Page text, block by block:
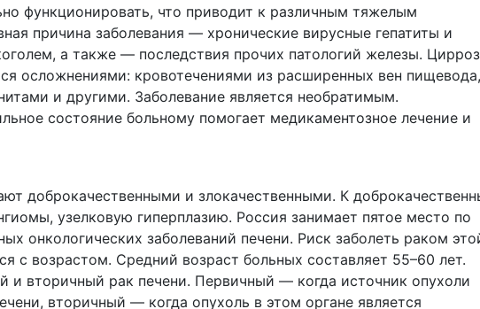
функционировать, что приводит к различным тяжелым
причина заболевания — хронические вирусные гепатиты и
а также — последствия прочих патологий железы. Цирроз
осложнениями: кровотечениями из расширенных вен пищевода,
и другими. Заболевание является необратимым.
состояние больному помогает медикаментозное лечение и
доброкачественными и злокачественными. К
узелковую гиперплазию. Россия занимает пятое место по
онкологических заболеваний печени. Риск заболеть раком
с возрастом. Средний возраст больных составляет 55–60 лет.
и вторичный рак печени. Первичный — когда источник опухоли
вторичный — когда опухоль в этом органе является